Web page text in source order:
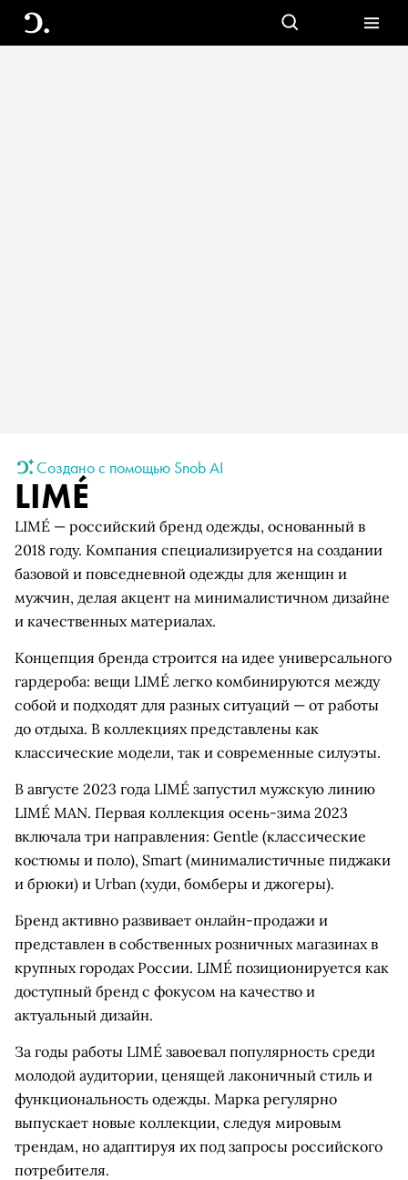
Создано с помощью Snob AI
LIMÉ
LIMÉ — российский бренд одежды, основанный в
2018 году. Компания специализируется на создании
базовой и повседневной одежды для женщин и
мужчин, делая акцент на минималистичном дизайне
и качественных материалах.
Концепция бренда строится на идее универсального
гардероба: вещи LIMÉ легко комбинируются между
собой и подходят для разных ситуаций — от работы
до отдыха. В коллекциях представлены как
классические модели, так и современные силуэты.
В августе 2023 года LIMÉ запустил мужскую линию
LIMÉ MAN. Первая коллекция осень-зима 2023
включала три направления: Gentle (классические
костюмы и поло), Smart (минималистичные пиджаки
и брюки) и Urban (худи, бомберы и джогеры).
Бренд активно развивает онлайн-продажи и
представлен в собственных розничных магазинах в
крупных городах России. LIMÉ позиционируется как
доступный бренд с фокусом на качество и
актуальный дизайн.
За годы работы LIMÉ завоевал популярность среди
молодой аудитории, ценящей лаконичный стиль и
функциональность одежды. Марка регулярно
выпускает новые коллекции, следуя мировым
трендам, но адаптируя их под запросы российского
потребителя.